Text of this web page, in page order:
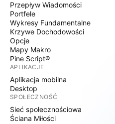
Przepływ Wiadomości
Portfele
Wykresy Fundamentalne
Krzywe Dochodowości
Opcje
Mapy Makro
Pine Script®
APLIKACJE
Aplikacja mobilna
Desktop
SPOŁECZNOŚĆ
Sieć społecznościowa
Ściana Miłości